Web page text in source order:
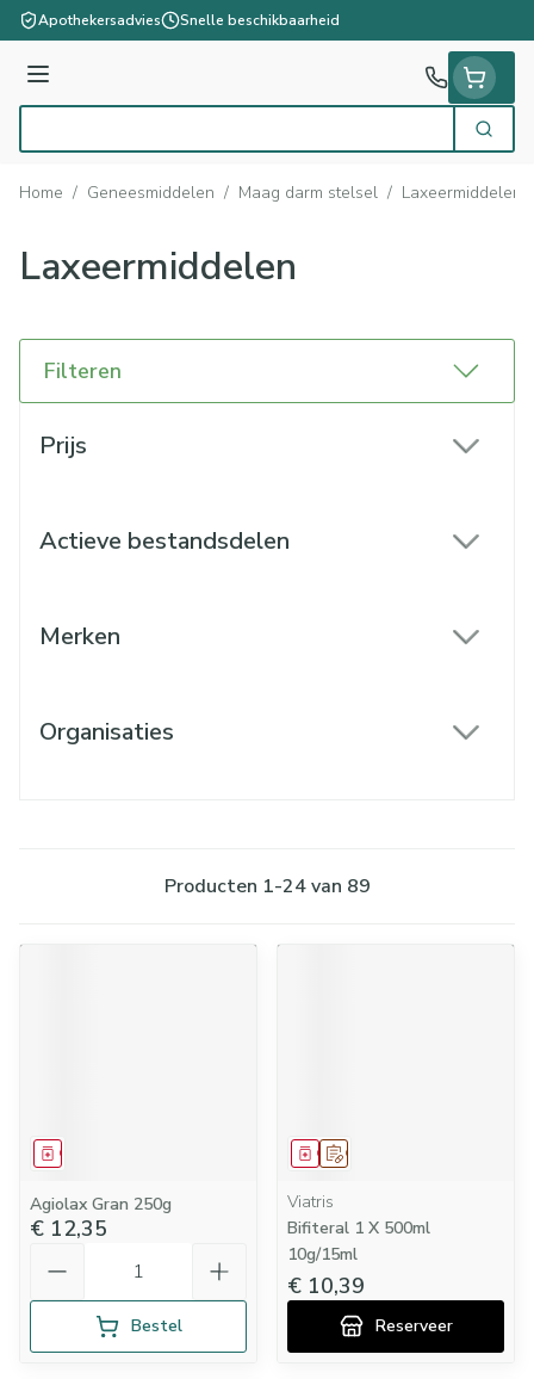
Ga naar de inhoud
Apothekersadvies Snelle beschikbaarheid
Menu
Zoek
Home / Geneesmiddelen / Maag darm stelsel / Laxeermiddelen
Laxeermiddelen
Filteren
Prijs
Actieve bestandsdelen
Merken
Organisaties
Producten 1-24van 89
Geneesmiddel
Agiolax Gran 250g
€ 12,35
Bestel
Op voorschrift
Geneesmiddel
Viatris
Bifiteral 1 X 500ml
10g/15ml
€ 10,39
Reserveer